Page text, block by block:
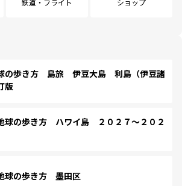
の歩き方 島旅 伊豆大島 利島（伊豆諸
版
球の歩き方 ハワイ島 ２０２７～２０２
球の歩き方 墨田区